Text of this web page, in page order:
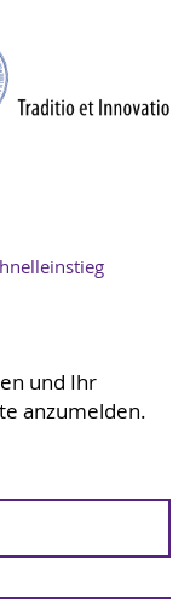
und Ihr
anzumelden.